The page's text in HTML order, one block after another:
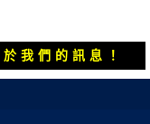
我們的訊息！